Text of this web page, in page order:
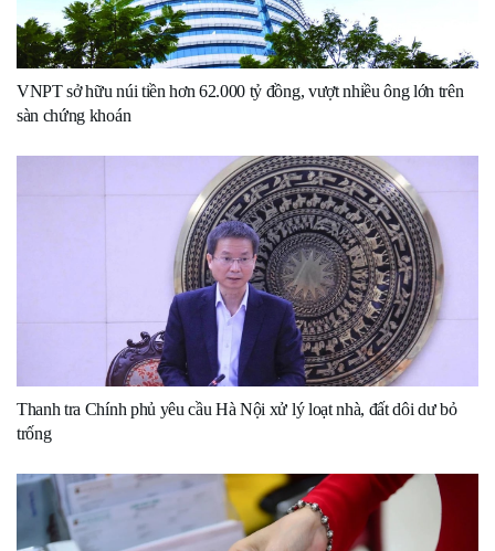
VNPT sở hữu núi tiền hơn 62.000 tỷ đồng, vượt nhiều ông lớn trên
sàn chứng khoán
Thanh tra Chính phủ yêu cầu Hà Nội xử lý loạt nhà, đất dôi dư bỏ
trống